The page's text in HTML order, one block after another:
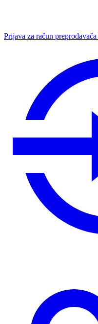
Prijava za račun preprodavača